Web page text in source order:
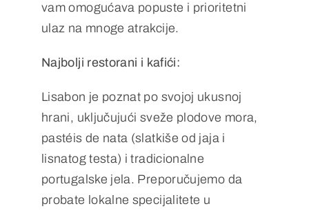
vam omogućava popuste i prioritetni
ulaz na mnoge atrakcije.
Najbolji restorani i kafići:
Lisabon je poznat po svojoj ukusnoj
hrani, uključujući sveže plodove mora,
pastéis de nata (slatkiše od jaja i
lisnatog testa) i tradicionalne
portugalske jela. Preporučujemo da
probate lokalne specijalitete u